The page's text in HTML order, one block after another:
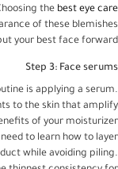
the best eye care
of these blemishes
your best face forward.
Step 3: Face serums
is applying a serum.
to the skin that amplify
of your moisturizer.
to learn how to layer
while avoiding piling.